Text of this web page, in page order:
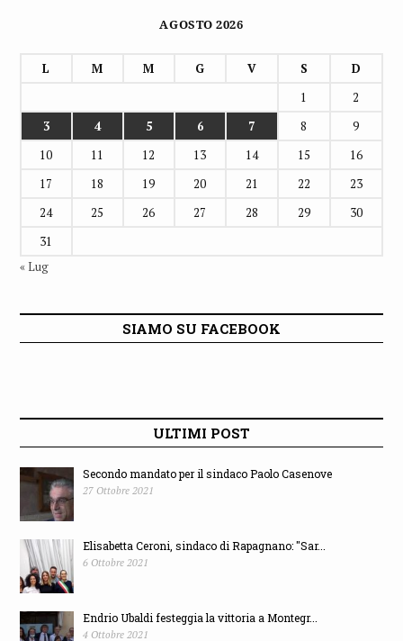
AGOSTO 2026
L M M G V S
D
1
2
3
4 5 6 7 8
9
10
11 12 13 14 15
16
17
18 19 20 21 22
23
24
25 26 27 28 29
30
31
« Lug
SIAMO SU FACEBOOK
ULTIMI POST
Secondo mandato per il sindaco Paolo Casenove
27 Ottobre 2021
Elisabetta Ceroni, sindaco di Rapagnano: "Sar...
6 Ottobre 2021
Endrio Ubaldi festeggia la vittoria a Montegr...
4 Ottobre 2021